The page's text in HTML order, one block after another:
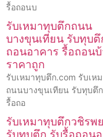
รื้อถอนบ
รับเหมาทุบตึกถนน
บางขุนเทียน รับทุบตึ
ถอนอาคาร รื้อถอน
ราคาถูก
รับเหมาทุบตึก.com รับเห
ถนนบางขุนเทียน รับทุบตึ
รื้อถอ
รับเหมาทุบตึกวชิรพ
รับทุบตึก รับรื้อถอน